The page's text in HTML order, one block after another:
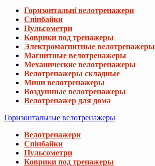
Горизонтальні велотренажери
Спінбайки
Пульсометри
Коврики под тренажеры
Электромагнитные велотренажеры
Магнитные велотренажеры
Механические велотренажеры
Велотренажеры складные
Мини велотренажеры
Воздушные велотренажеры
Велотренажер для дома
Горизонтальные велотренажеры
Велотренажери
Спінбайки
Пульсометри
Коврики под тренажеры